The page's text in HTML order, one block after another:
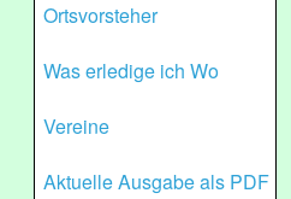
Ortsvorsteher
Was erledige ich Wo
Vereine
Aktuelle Ausgabe als PDF